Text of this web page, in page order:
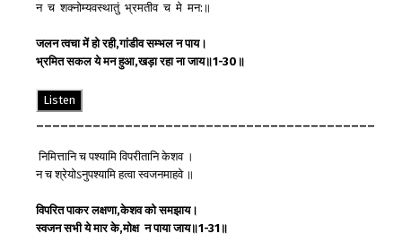
न च शक्नोम्यवस्थातुं भ्रमतीव च मे मन:॥
जलन त्वचा मेंहो रही,गांडीवसम्भल नपाय।
भ्रमितसकलयेमन हुआ,खड़ारहा ना जाय॥1-30 ॥
Listen
निमित्तानि च पश्यामि विपरीतानि केशव ।
न च श्रेयोऽनुपश्यामि हत्वा स्वजनमाहवे ॥
विपरितपाकरलक्षणा,केशवकोसमझाय।
स्वजनसभीये मार के,मोक्ष न पायाजाय॥1-31 ॥